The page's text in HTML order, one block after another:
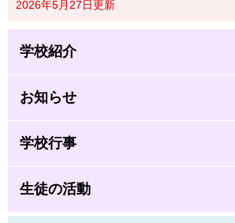
2026年5月27日更新
学校紹介
お知らせ
学校行事
生徒の活動